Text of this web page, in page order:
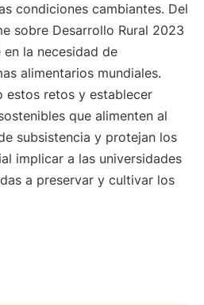
condiciones cambiantes. Del
sobre Desarrollo Rural 2023
en la necesidad de
alimentarios mundiales.
estos retos y establecer
que alimenten al
subsistencia y protejan los
implicar a las universidades
a preservar y cultivar los